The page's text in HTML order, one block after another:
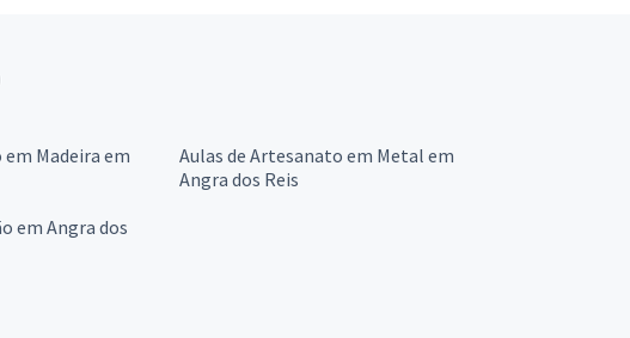
Madeira em
Aulas de Artesanato em Metal em
Angra dos Reis
em Angra dos